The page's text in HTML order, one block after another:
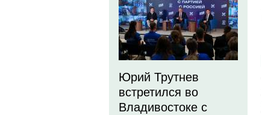
Юрий Трутнев
встретился во
Владивостоке с